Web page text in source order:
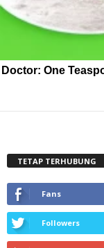
Doctor: One
TETAP TERHUBUNG
Fans
Followers